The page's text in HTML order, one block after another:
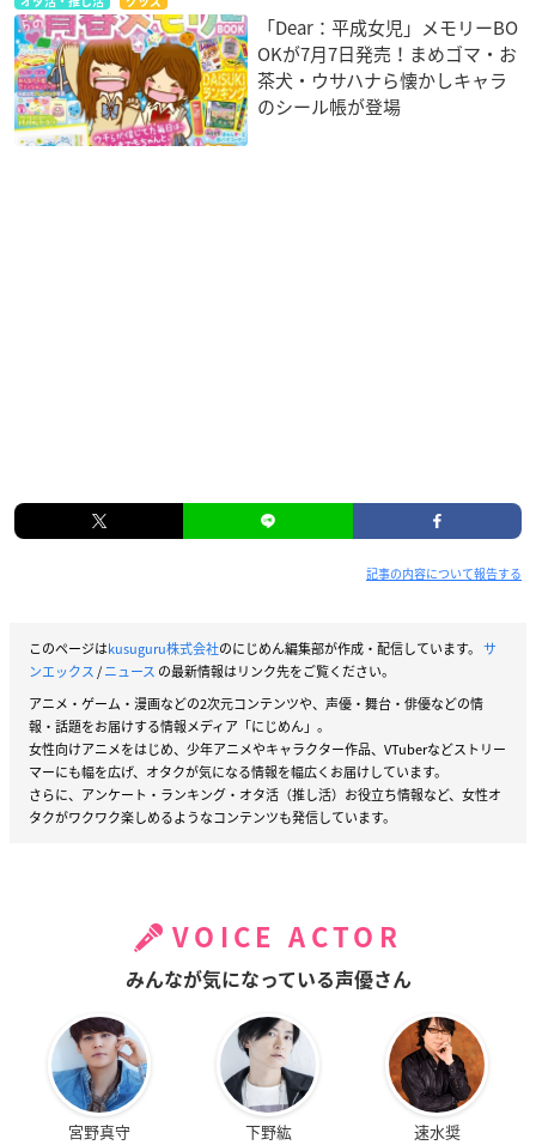
「Dear：平成女児」メモリーBO
OKが7月7日発売！まめゴマ・お
茶犬・ウサハナら懐かしキャラ
のシール帳が登場
記事の内容について報告する
このページはkusuguru株式会社のにじめん編集部が作成・配信しています。 サ
ンエックス/ニュース の最新情報はリンク先をご覧ください。
アニメ・ゲーム・漫画などの2次元コンテンツや、声優・舞台・俳優などの情
報・話題をお届けする情報メディア「にじめん」。
女性向けアニメをはじめ、少年アニメやキャラクター作品、VTuberなどストリー
マーにも幅を広げ、オタクが気になる情報を幅広くお届けしています。
さらに、アンケート・ランキング・オタ活（推し活）お役立ち情報など、女性オ
タクがワクワク楽しめるようなコンテンツも発信しています。
VOICE ACTOR
みんなが気になっている声優さん
宮野真守 下野紘 速水奨